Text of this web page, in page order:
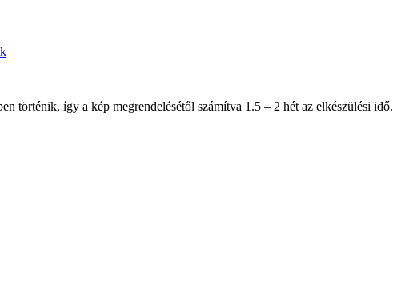
történik, így a kép megrendelésétől számítva 1.5 – 2 hét az elkészülési idő.